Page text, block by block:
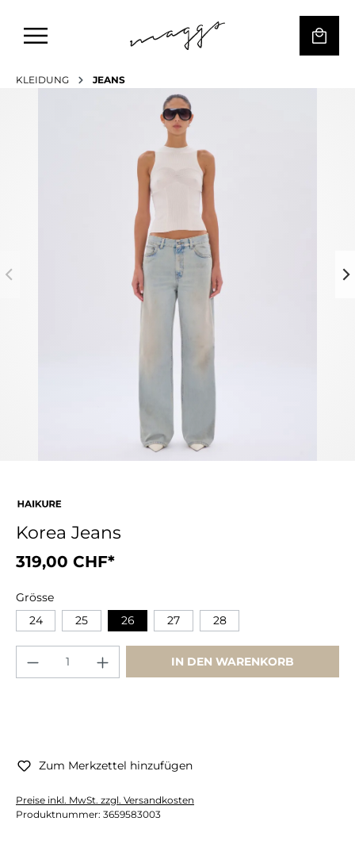
KLEIDUNG JEANS
Korea Jeans
319,00 CHF*
Grösse
24
25 26 27 28
IN DEN WARENKORB
Zum Merkzettel hinzufügen
Preise inkl. MwSt. zzgl. Versandkosten
Produktnummer: 3659583003